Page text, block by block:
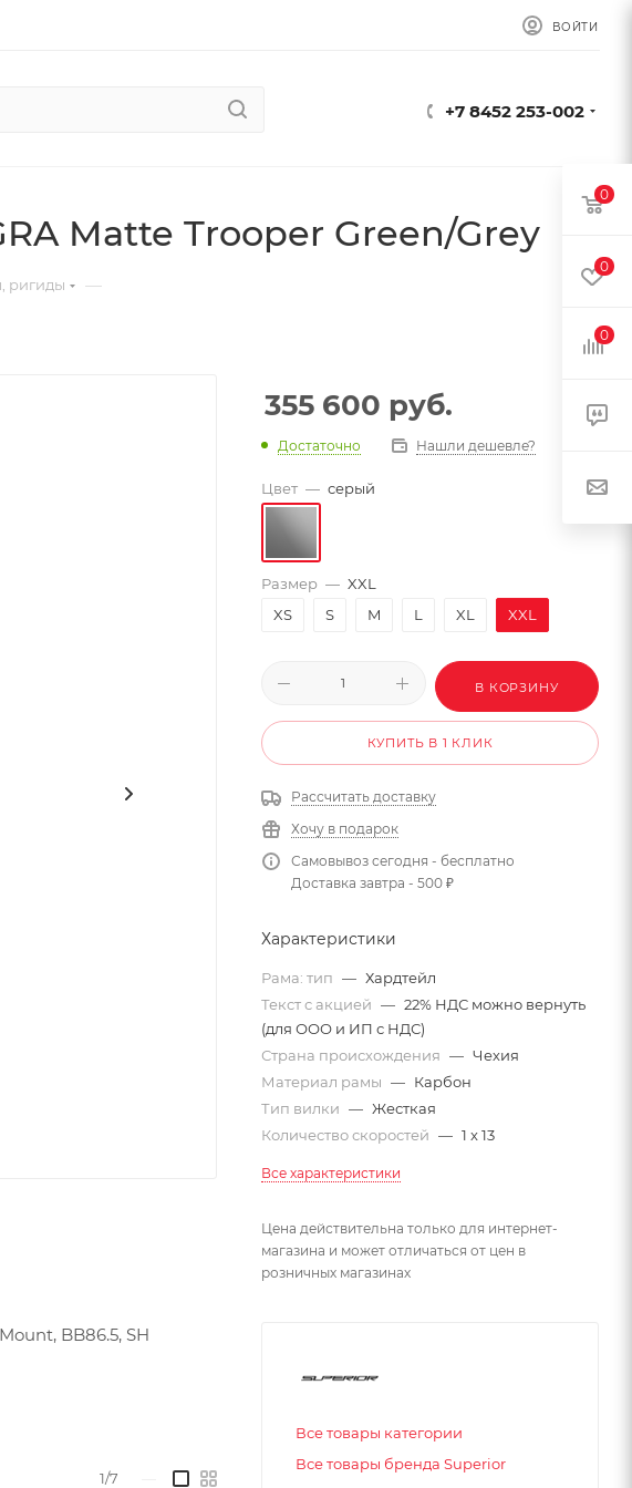
ВОЙТИ
+7 8452 253-002
Matte Trooper Green/Grey
ригиды —
BB86.5, SH
1/7
355 600 руб.
Достаточно Нашли дешевле?
Цвет — серый
Размер — XXL
XS
S M L XL XXL
В КОРЗИНУ
КУПИТЬ В 1 КЛИК
Рассчитать доставку
Хочу в подарок
Самовывоз сегодня - бесплатно
Доставка завтра - 500 ₽
Характеристики
Рама: тип — Хардтейл
Текст с акцией — 22% НДС можно вернуть
(для ООО и ИП с НДС)
Страна происхождения — Чехия
Материал рамы — Карбон
Тип вилки — Жесткая
Количество скоростей — 1 x 13
Все характеристики
Цена действительна только для интернет-
магазина и может отличаться от цен в
розничных магазинах
Все товары категории
Все товары бренда Superior
0
0
0